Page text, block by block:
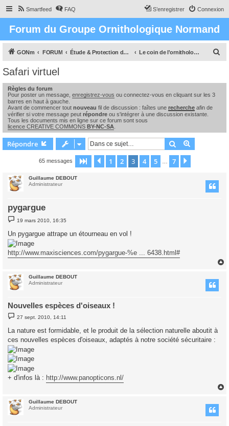
Smartfeed FAQ Connexion
S’enregistrer
Forum du Groupe Ornithologique Normand
GONm FORUM Étude & Protection des Oiseaux et de leurs milieux en Normandie Le coin de l'ornithologue : observations, études & enquêtes
Safari virtuel
Règles du forum
Pour poster un message, enregistrez-vous ou connectez-vous en cliquant sur les 3
barres en haut à gauche.
Avant de commencer tout nouveau fil de discussion : faîtes une recherche afin de
vérifier si votre message peut répondre ou s'intégrer à une discussion existante.
Tous les documents mis en ligne sur ce forum sont sous
licence CREATIVE COMMONS BY-NC-SA
Répondre Rechercher
65 messages Page sur7
Précédente
1 2 3 4 5 7
Guillaume DEBOUT
Administrateur
pygargue
M
e
s
a
g
e
19 mars 2010, 16:35
Un pygargue attrape un étourneau en vol !
http://www.maxisciences.com/pygargue-%e ... 6438.html#
Guillaume DEBOUT
Administrateur
Nouvelles espèces d'oiseaux !
M
e
s
a
e
27 sept. 2010, 14:11
La nature est formidable, et le produit de la sélection naturelle aboutit à
ces nouvelles espèces d'oiseaux, adaptés à notre société sécuritaire :
+ d'infos là : http://www.panopticons.nl/
Guillaume DEBOUT
Administrateur